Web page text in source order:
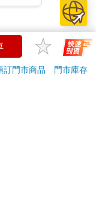
電話要求您前往
當！
訂門市商品
門市庫存